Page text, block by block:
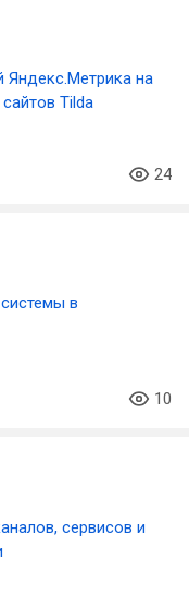
Яндекс.Метрика на
Tilda
24
в
10
сервисов и